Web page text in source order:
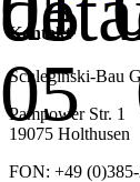
Kontakt
Schleginski-Bau
Pampower Str. 1
19075 Holthusen
FON: +49